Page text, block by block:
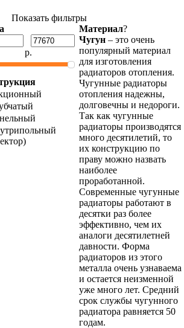
Показать фильтры
р.
Материал?
Чугун – это очень
популярный материал
для изготовления
радиаторов отопления.
Чугунные радиаторы
отопления надежны,
долговечны и недороги.
Так как чугунные
радиаторы производятся
много десятилетий, то
их конструкцию по
праву можно назвать
наиболее
проработанной.
Современные чугунные
радиаторы работают в
десятки раз более
эффективно, чем их
аналоги десятилетней
давности. Форма
радиаторов из этого
металла очень узнаваема
и остается неизменной
уже много лет. Средний
срок службы чугунного
радиатора равняется 50
годам.